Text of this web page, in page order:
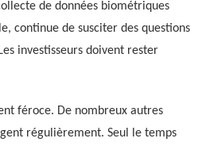
de données biométriques
continue de susciter des questions
investisseurs doivent rester
féroce. De nombreux autres
régulièrement. Seul le temps